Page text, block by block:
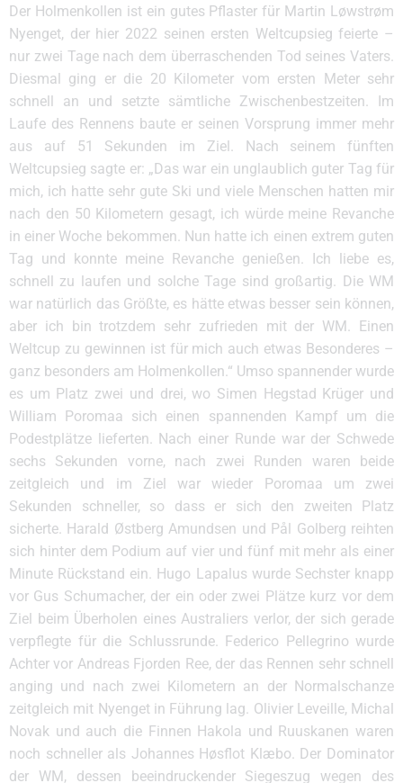
Der Holmenkollen ist ein gutes Pflaster für Martin Løwstrøm
Nyenget, der hier 2022 seinen ersten Weltcupsieg feierte –
nur zwei Tage nach dem überraschenden Tod seines Vaters.
Diesmal ging er die 20 Kilometer vom ersten Meter sehr
schnell an und setzte sämtliche Zwischenbestzeiten. Im
Laufe des Rennens baute er seinen Vorsprung immer mehr
aus auf 51 Sekunden im Ziel. Nach seinem fünften
Weltcupsieg sagte er: „Das war ein unglaublich guter Tag für
mich, ich hatte sehr gute Ski und viele Menschen hatten mir
nach den 50 Kilometern gesagt, ich würde meine Revanche
in einer Woche bekommen. Nun hatte ich einen extrem guten
Tag und konnte meine Revanche genießen. Ich liebe es,
schnell zu laufen und solche Tage sind großartig. Die WM
war natürlich das Größte, es hätte etwas besser sein können,
aber ich bin trotzdem sehr zufrieden mit der WM. Einen
Weltcup zu gewinnen ist für mich auch etwas Besonderes –
ganz besonders am Holmenkollen.“ Umso spannender wurde
es um Platz zwei und drei, wo Simen Hegstad Krüger und
William Poromaa sich einen spannenden Kampf um die
Podestplätze lieferten. Nach einer Runde war der Schwede
sechs Sekunden vorne, nach zwei Runden waren beide
zeitgleich und im Ziel war wieder Poromaa um zwei
Sekunden schneller, so dass er sich den zweiten Platz
sicherte. Harald Østberg Amundsen und Pål Golberg reihten
sich hinter dem Podium auf vier und fünf mit mehr als einer
Minute Rückstand ein. Hugo Lapalus wurde Sechster knapp
vor Gus Schumacher, der ein oder zwei Plätze kurz vor dem
Ziel beim Überholen eines Australiers verlor, der sich gerade
verpflegte für die Schlussrunde. Federico Pellegrino wurde
Achter vor Andreas Fjorden Ree, der das Rennen sehr schnell
anging und nach zwei Kilometern an der Normalschanze
zeitgleich mit Nyenget in Führung lag. Olivier Leveille, Michal
Novak und auch die Finnen Hakola und Ruuskanen waren
noch schneller als Johannes Høsflot Klæbo. Der Dominator
der WM, dessen beeindruckender Siegeszug wegen des